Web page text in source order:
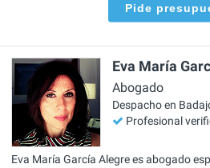
Pide
Eva María
Abogado
Despacho en
Profesional
Eva María García Alegre es abogado